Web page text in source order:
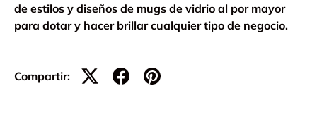
de estilos y diseños de mugs de vidrio al por mayor
para dotar y hacer brillar cualquier tipo de negocio.
Compartir: